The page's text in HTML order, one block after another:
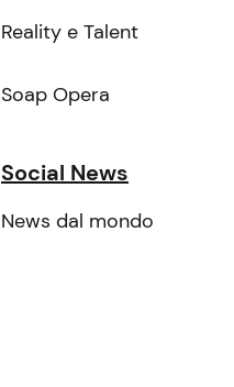
Reality e Talent
Soap Opera
Social News
News dal mondo